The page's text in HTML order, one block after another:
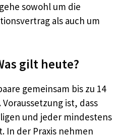
sowohl um die
als auch um
gilt heute?
gemeinsam bis zu 14
ist, dass
und jeder mindestens
In der Praxis nehmen